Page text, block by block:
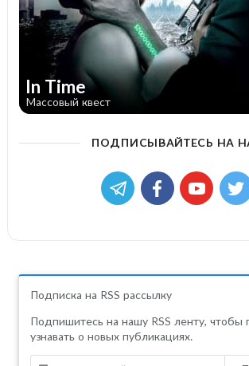
In Time
Массовый квест
ПОДПИСЫВАЙТЕСЬ НА
Подписка на RSS рассылку
Подпишитесь на нашу RSS ленту, чтобы
узнавать о новых публикациях.